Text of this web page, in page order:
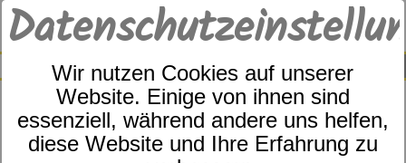
Wir nutzen Cookies auf unserer
Website. Einige von ihnen sind
essenziell, während andere uns helfen,
diese Website und Ihre Erfahrung zu
SUCHE
0
4-Kammer Step 835